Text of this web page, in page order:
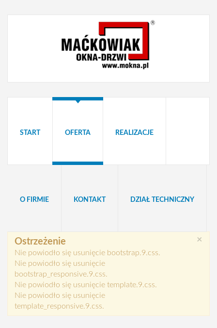
START OFERTA REALIZACJE
O FIRMIE KONTAKT DZIAŁ TECHNICZNY
×
Ostrzeżenie
Nie powiodło się usunięcie bootstrap.9.css.
Nie powiodło się usunięcie
bootstrap_responsive.9.css.
Nie powiodło się usunięcie template.9.css.
Nie powiodło się usunięcie
template_responsive.9.css.